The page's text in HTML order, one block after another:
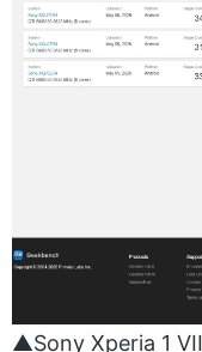
▲Sony Xperia 1